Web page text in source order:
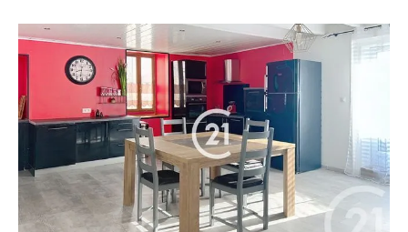
COGNAC 16
128 m2, 4 pièces
Ref : 3113
Maison à vendre
165 800 €
Visiter le site dédié
Votre agence Century 21 vous propose en